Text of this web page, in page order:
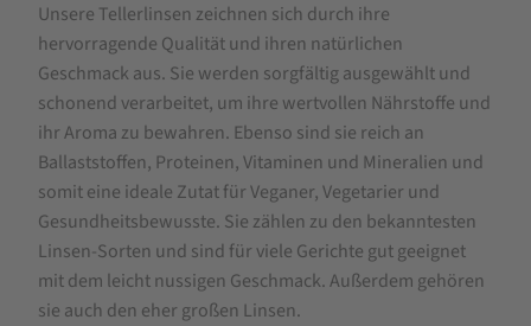
Tellerlinsen
Unsere Tellerlinsen zeichnen sich durch ihre
hervorragende Qualität und ihren natürlichen
Geschmack aus. Sie werden sorgfältig ausgewählt und
schonend verarbeitet, um ihre wertvollen Nährstoffe und
ihr Aroma zu bewahren. Ebenso sind sie reich an
Ballaststoffen, Proteinen, Vitaminen und Mineralien und
somit eine ideale Zutat für Veganer, Vegetarier und
Gesundheitsbewusste. Sie zählen zu den bekanntesten
Linsen-Sorten und sind für viele Gerichte gut geeignet
mit dem leicht nussigen Geschmack. Außerdem gehören
sie auch den eher großen Linsen.